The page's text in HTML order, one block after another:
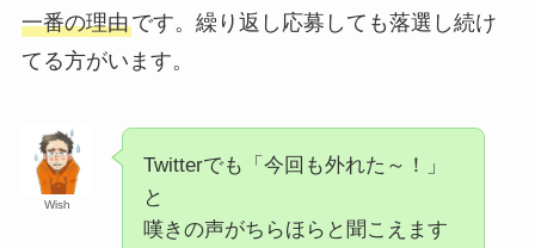
一番の理由です。繰り返し応募しても落選し続け
てる方がいます。
Wish
Twitterでも「今回も外れた～！」
と
嘆きの声がちらほらと聞こえます